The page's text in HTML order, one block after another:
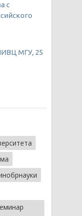
с
МГУ, 25